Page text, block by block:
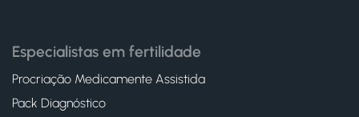
Especialistas em fertilidade
Procriação Medicamente Assistida
Pack Diagnóstico